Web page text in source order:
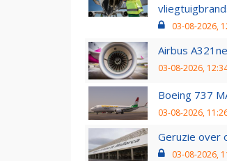
03-08-2026,
Airbus
03-08-2026,
Boeing 737
03-08-2026,
Geruzie over
03-08-2026,